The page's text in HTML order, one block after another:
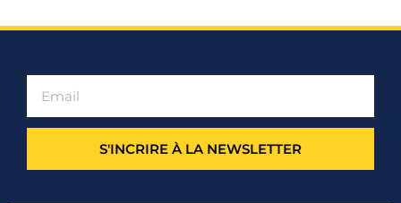
S'INCRIRE À LA NEWSLETTER